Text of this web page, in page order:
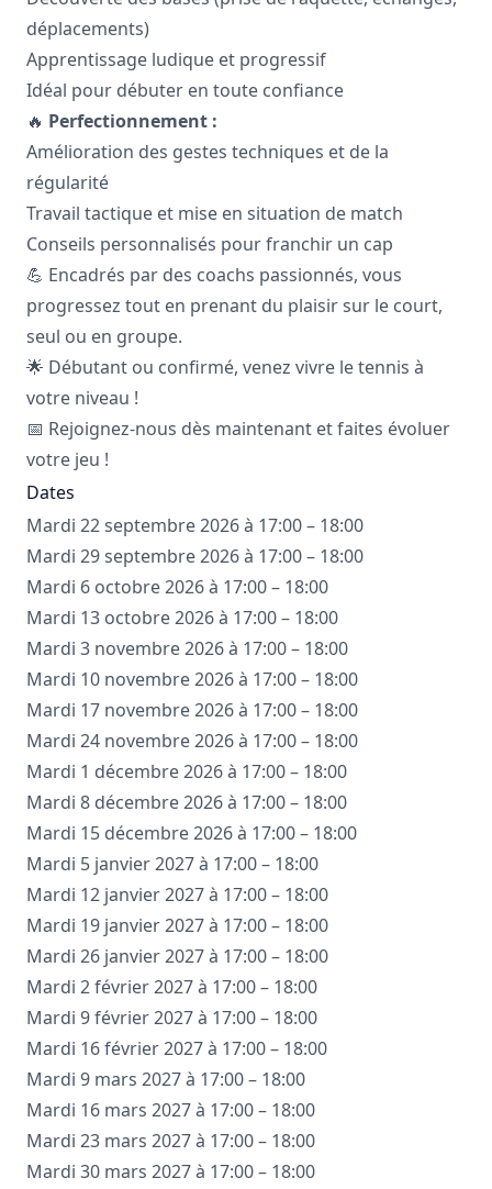
déplacements)
Apprentissage ludique et progressif
Idéal pour débuter en toute confiance
🔥 Perfectionnement :
Amélioration des gestes techniques et de la
régularité
Travail tactique et mise en situation de match
Conseils personnalisés pour franchir un cap
💪 Encadrés par des coachs passionnés, vous
progressez tout en prenant du plaisir sur le court,
seul ou en groupe.
🌟 Débutant ou confirmé, venez vivre le tennis à
votre niveau !
📅 Rejoignez-nous dès maintenant et faites évoluer
votre jeu !
Dates
Mardi 22 septembre 2026 à 17:00 – 18:00
Mardi 29 septembre 2026 à 17:00 – 18:00
Mardi 6 octobre 2026 à 17:00 – 18:00
Mardi 13 octobre 2026 à 17:00 – 18:00
Mardi 3 novembre 2026 à 17:00 – 18:00
Mardi 10 novembre 2026 à 17:00 – 18:00
Mardi 17 novembre 2026 à 17:00 – 18:00
Mardi 24 novembre 2026 à 17:00 – 18:00
Mardi 1 décembre 2026 à 17:00 – 18:00
Mardi 8 décembre 2026 à 17:00 – 18:00
Mardi 15 décembre 2026 à 17:00 – 18:00
Mardi 5 janvier 2027 à 17:00 – 18:00
Mardi 12 janvier 2027 à 17:00 – 18:00
Mardi 19 janvier 2027 à 17:00 – 18:00
Mardi 26 janvier 2027 à 17:00 – 18:00
Mardi 2 février 2027 à 17:00 – 18:00
Mardi 9 février 2027 à 17:00 – 18:00
Mardi 16 février 2027 à 17:00 – 18:00
Mardi 9 mars 2027 à 17:00 – 18:00
Mardi 16 mars 2027 à 17:00 – 18:00
Mardi 23 mars 2027 à 17:00 – 18:00
Mardi 30 mars 2027 à 17:00 – 18:00